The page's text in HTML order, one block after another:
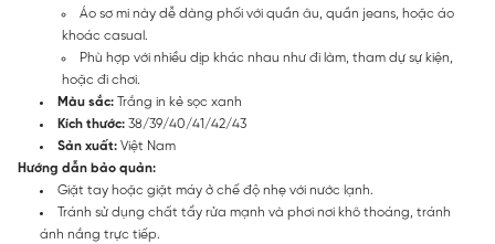
Áo sơ mi này dễ dàng phối với quần âu, quần jeans, hoặc áo
khoác casual.
Phù hợp với nhiều dịp khác nhau như đi làm, tham dự sự kiện,
hoặc đi chơi.
Màu sắc: Trắng in kẻ sọc xanh
Kích thước: 38/39/40/41/42/43
Sản xuất: Việt Nam
Hướng dẫn bảo quản:
Giặt tay hoặc giặt máy ở chế độ nhẹ với nước lạnh.
Tránh sử dụng chất tẩy rửa mạnh và phơi nơi khô thoáng, tránh
ánh nắng trực tiếp.